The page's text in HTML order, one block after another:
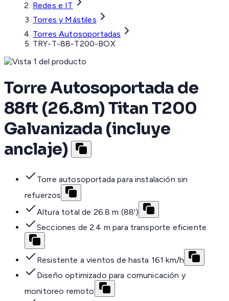
Redes e IT
Torres y Mástiles
Torres Autosoportadas
TRY-T-88-T200-BOX
Torre Autosoportada de
88ft (26.8m) Titan T200
Galvanizada (incluye
anclaje)
Torre autosoportada para instalación sin
refuerzos
Altura total de 26.8 m (88')
Secciones de 2.4 m para transporte eficiente
Resistente a vientos de hasta 161 km/h
Diseño optimizado para comunicación y
monitoreo remoto